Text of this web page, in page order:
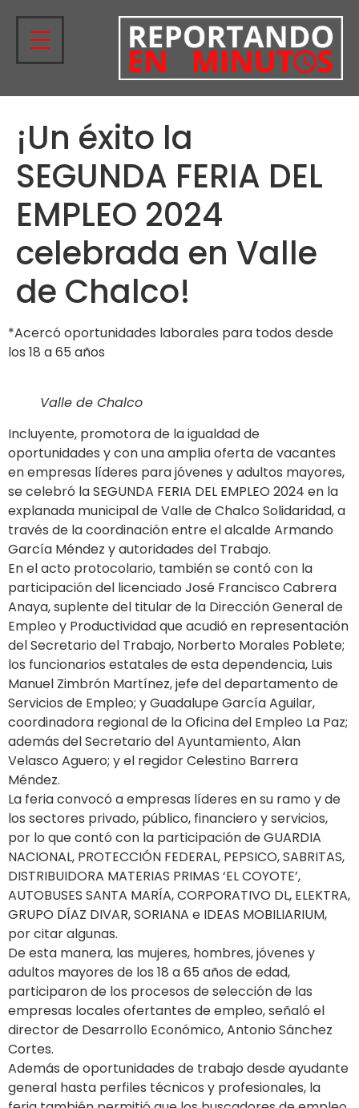
¡Un éxito la
SEGUNDA FERIA DEL
EMPLEO 2024
celebrada en Valle
de Chalco!
*Acercó oportunidades laborales para todos desde
los 18 a 65 años
Valle de Chalco
Incluyente, promotora de la igualdad de
oportunidades y con una amplia oferta de vacantes
en empresas líderes para jóvenes y adultos mayores,
se celebró la SEGUNDA FERIA DEL EMPLEO 2024 en la
explanada municipal de Valle de Chalco Solidaridad, a
través de la coordinación entre el alcalde Armando
García Méndez y autoridades del Trabajo.
En el acto protocolario, también se contó con la
participación del licenciado José Francisco Cabrera
Anaya, suplente del titular de la Dirección General de
Empleo y Productividad que acudió en representación
del Secretario del Trabajo, Norberto Morales Poblete;
los funcionarios estatales de esta dependencia, Luis
Manuel Zimbrón Martínez, jefe del departamento de
Servicios de Empleo; y Guadalupe García Aguilar,
coordinadora regional de la Oficina del Empleo La Paz;
además del Secretario del Ayuntamiento, Alan
Velasco Aguero; y el regidor Celestino Barrera
Méndez.
La feria convocó a empresas líderes en su ramo y de
los sectores privado, público, financiero y servicios,
por lo que contó con la participación de GUARDIA
NACIONAL, PROTECCIÓN FEDERAL, PEPSICO, SABRITAS,
DISTRIBUIDORA MATERIAS PRIMAS ‘EL COYOTE’,
AUTOBUSES SANTA MARÍA, CORPORATIVO DL, ELEKTRA,
GRUPO DÍAZ DIVAR, SORIANA e IDEAS MOBILIARIUM,
por citar algunas.
De esta manera, las mujeres, hombres, jóvenes y
adultos mayores de los 18 a 65 años de edad,
participaron de los procesos de selección de las
empresas locales ofertantes de empleo, señaló el
director de Desarrollo Económico, Antonio Sánchez
Cortes.
Además de oportunidades de trabajo desde ayudante
general hasta perfiles técnicos y profesionales, la